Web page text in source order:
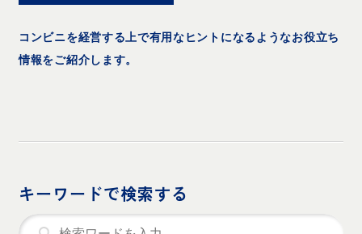
コンビニを経営する上で有用なヒントになるようなお役立ち
情報をご紹介します。
キーワードで検索する